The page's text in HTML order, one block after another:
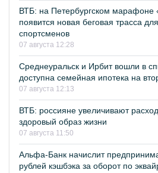
ВТБ: на Петербургском марафоне
появится новая беговая трасса
спортсменов
07 августа 12:28
Среднеуральск и Ирбит вошли в
доступна семейная ипотека на
07 августа 12:13
ВТБ: россияне увеличивают
здоровый образ жизни
07 августа 11:50
Альфа-Банк начислит
рублей кэшбэка за оборот по